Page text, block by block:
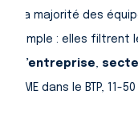
La majorité des
simple : elles filtrent
d’entreprise,
PME dans le BTP, 11-